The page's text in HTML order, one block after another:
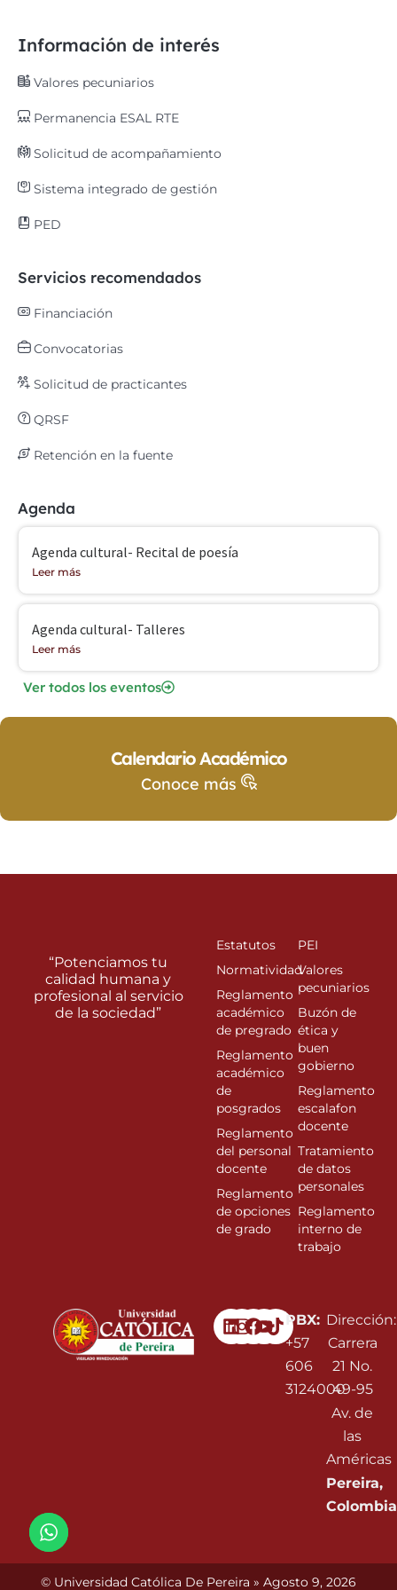
Información de interés
Valores pecuniarios
Permanencia ESAL RTE
Solicitud de acompañamiento
Sistema integrado de gestión
PED
Servicios recomendados
Financiación
Convocatorias
Solicitud de practicantes
QRSF
Retención en la fuente
Agenda
Agenda cultural- Recital de poesía
Leer más
Agenda cultural- Talleres
Leer más
Ver todos los eventos
Calendario Académico
Conoce más
Linkedin
Instagram
Facebook
Youtube
PBX:
+57
606
3124000
Dirección:
Carrera
21 No.
49-95
Av. de
las
Américas
Pereira,
Colombia
“Potenciamos tu
calidad humana y
profesional al servicio
de la sociedad”
Estatutos
Normatividad
Reglamento
académico
de pregrado
Reglamento
académico
de
posgrados
Reglamento
del personal
docente
Reglamento
de opciones
de grado
PEI
Valores
pecuniarios
Buzón de
ética y
buen
gobierno
Reglamento
escalafon
docente
Tratamiento
de datos
personales
Reglamento
interno de
trabajo
© Universidad Católica De Pereira » Agosto 9, 2026